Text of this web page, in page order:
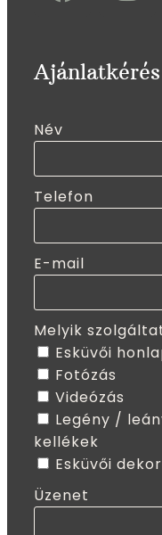
Ajánlatkérés
Név
Telefon
E-mail
Melyik
Esküvői
Fotózás
Videózás
Legény /
kellékek
Esküvői
Üzenet